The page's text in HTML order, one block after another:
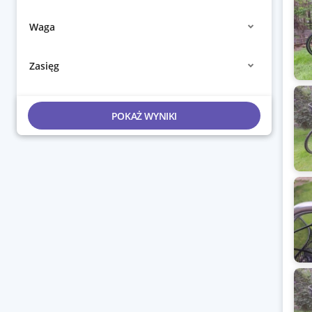
Waga
Zasięg
POKAŻ WYNIKI